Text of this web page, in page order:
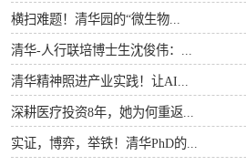
横扫难题！清华园的“微生物...
清华-人行联培博士生沈俊伟：...
清华精神照进产业实践！让AI...
深耕医疗投资8年，她为何重返...
实证，博弈，举铁！清华PhD的...